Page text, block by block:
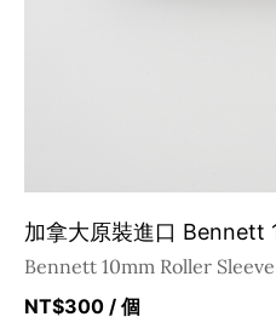
加拿大原裝進口 Bennett
Bennett 10mm Roller Sleeve
NT$300 / 個